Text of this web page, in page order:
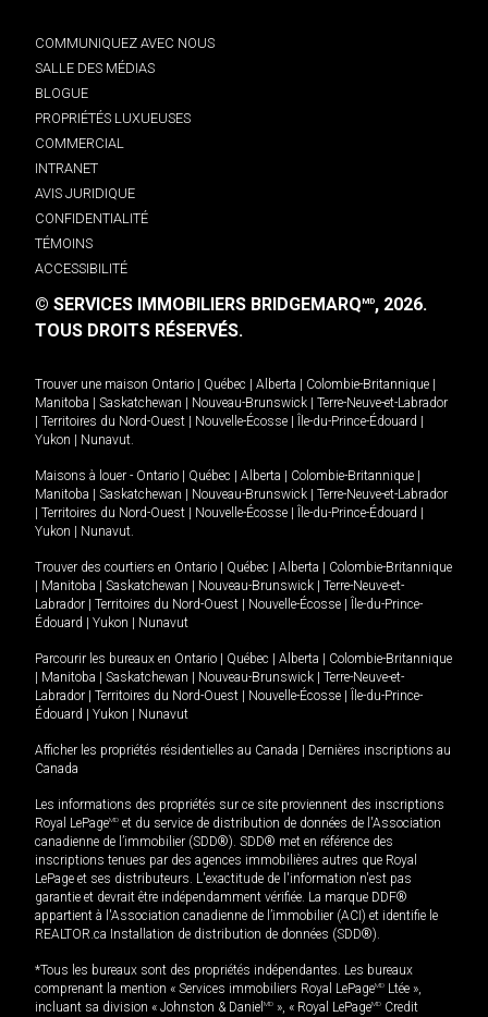
COMMUNIQUEZ AVEC NOUS
SALLE DES MÉDIAS
BLOGUE
PROPRIÉTÉS LUXUEUSES
COMMERCIAL
INTRANET
AVIS JURIDIQUE
CONFIDENTIALITÉ
TÉMOINS
ACCESSIBILITÉ
© SERVICES IMMOBILIERS BRIDGEMARQMD, 2026.
TOUS DROITS RÉSERVÉS.
Trouver une maison Ontario Québec Alberta Colombie-Britannique
Manitoba
Saskatchewan Nouveau-Brunswick
Terre-Neuve-et-Labrador
Territoires du Nord-Ouest Nouvelle-Écosse Île-du-Prince-Édouard
Yukon
Nunavut.
Maisons à louer - Ontario Québec Alberta Colombie-Britannique
Manitoba
Saskatchewan Nouveau-Brunswick
Terre-Neuve-et-Labrador
Territoires du Nord-Ouest Nouvelle-Écosse Île-du-Prince-Édouard
Yukon
Nunavut.
Trouver des courtiers en Ontario Québec Alberta
Colombie-Britannique
Manitoba Saskatchewan Nouveau-Brunswick
Terre-Neuve-et-
Labrador
Territoires du Nord-Ouest Nouvelle-Écosse
Île-du-Prince-
Édouard
Yukon Nunavut
Parcourir les bureaux en Ontario Québec Alberta
Colombie-Britannique
Manitoba Saskatchewan Nouveau-Brunswick
Terre-Neuve-et-
Labrador
Territoires du Nord-Ouest Nouvelle-Écosse
Île-du-Prince-
Édouard
Yukon Nunavut
Afficher les propriétés résidentielles au Canada
Dernières inscriptions au
Canada
Les informations des propriétés sur ce site proviennent des inscriptions
Royal LePageMD et du service de distribution de données de l'Association
canadienne de l’immobilier (SDD®). SDD® met en référence des
inscriptions tenues par des agences immobilières autres que Royal
LePage et ses distributeurs. L'exactitude de l'information n'est pas
garantie et devrait être indépendamment vérifiée. La marque DDF®
appartient à l'Association canadienne de l’immobilier (ACI) et identifie le
REALTOR.ca Installation de distribution de données (SDD®).
*Tous les bureaux sont des propriétés indépendantes. Les bureaux
comprenant la mention « Services immobiliers Royal LePageMD Ltée »,
incluant sa division « Johnston & Daniel MD », « Royal LePageMD Credit